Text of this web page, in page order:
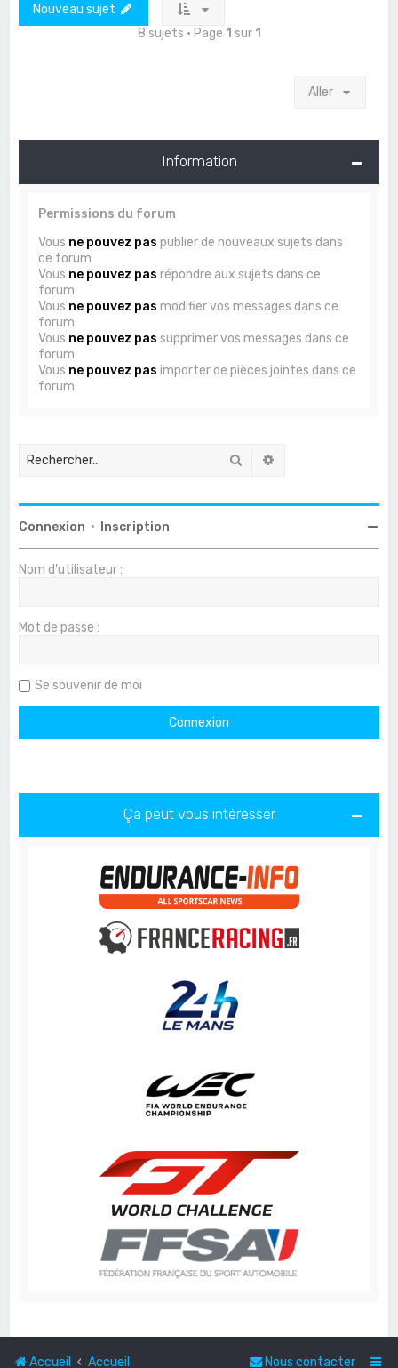
Nouveau sujet
8 sujets • Page 1 sur 1
Aller
Information
Permissions du forum
Vous ne pouvez pas publier de nouveaux sujets dans
ce forum
Vous ne pouvez pas répondre aux sujets dans ce
forum
Vous ne pouvez pas modifier vos messages dans ce
forum
Vous ne pouvez pas supprimer vos messages dans ce
forum
Vous ne pouvez pas importer de pièces jointes dans ce
forum
Rechercher
Connexion • Inscription
Nom d’utilisateur :
Mot de passe :
Se souvenir de moi
Ça peut vous intéresser
Accueil Accueil Nous contacter